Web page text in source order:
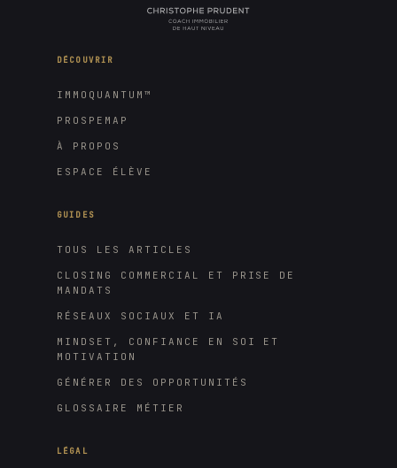
DÉCOUVRIR
IMMOQUANTUM™
PROSPEMAP
À PROPOS
ESPACE ÉLÈVE
GUIDES
TOUS LES ARTICLES
CLOSING COMMERCIAL ET PRISE DE
MANDATS
RÉSEAUX SOCIAUX ET IA
MINDSET, CONFIANCE EN SOI ET
MOTIVATION
GÉNÉRER DES OPPORTUNITÉS
GLOSSAIRE MÉTIER
LÉGAL